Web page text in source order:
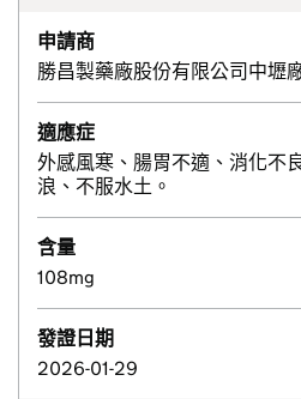
申請商
勝昌製藥廠股份有限公司中壢
適應症
外感風寒、腸胃不適、消化不
浪、不服水土。
含量
108mg
發證日期
2026-01-29